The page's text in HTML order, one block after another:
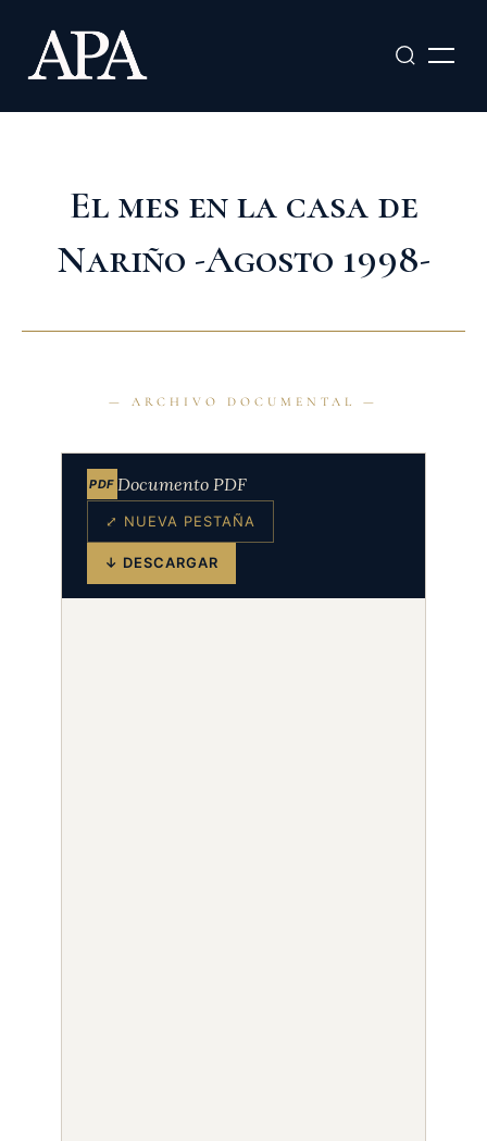
contenido
El mes en la casa de
Nariño -Agosto 1998-
PDF Documento PDF
⤢ NUEVA PESTAÑA
↓ DESCARGAR